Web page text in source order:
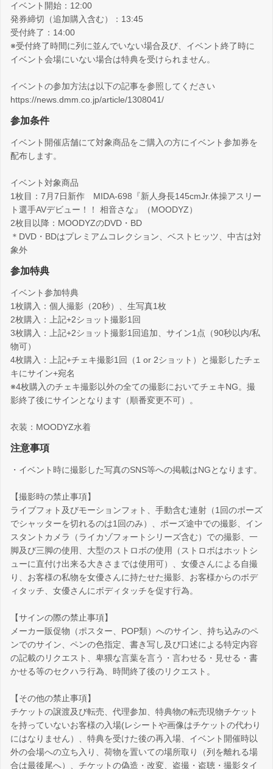
イベント開始：12:00
発券締切（追加購入含む）：13:45
受付終了：14:00
※受付終了時間に列に並んでいない場合及び、イベント終了時に
イベント会場にいない場合は特典を受けられません。
イベントの参加方法は以下の記事を参照してください
https://news.dmm.co.jp/article/1308041/
参加条件
イベント開催店舗にて対象商品をご購入の方にイベント参加券を
配布します。
イベント対象商品
1枚目：7月7日新作 MIDA-698『新人身長145cmJr.体操アスリー
ト選手AVデビュー！！ 相音さな』（MOODYZ）
2枚目以降：MOODYZのDVD・BD
＊DVD・BDはプレミアムコレクション、ベストヒッツ、中古は対
象外
参加特典
イベント参加特典
1枚購入：個人撮影（20秒）、生写真1枚
2枚購入：上記+2ショット撮影1回
3枚購入：上記+2ショット撮影1回追加、サイン1点（90秒以内/私
物可）
4枚購入：上記+チェキ撮影1回（1 or 2ショット）と撮影したチェ
キにサイン+宛名
※4枚購入のチェキ撮影以外の全ての撮影においてチェキNG。撮
影終了後にサインとなります（順番変更不可）。
衣装：MOODYZ水着
注意事項
・イベント時に撮影した写真のSNS等への掲載はNGとなります。
【撮影時の禁止事項】
ライブフォト及びモーションフォト、手動含む連射（1回のポーズ
でシャッターを切れるのは1回のみ）、ポーズ途中での撮影、イン
スタントカメラ（ライカゾフォートシリーズ含む）での撮影、一
脚及び三脚の使用、大型のストロボの使用（ストロボはホットシ
ューに直付け出来る大きさまでは使用可）、女優さんによる自撮
り、お客様の私物を女優さんに持たせた撮影、お客様からのボデ
ィタッチ、女優さんにボディタッチを促す行為。
【サインの際の禁止事項】
メーカー販促物（ポスター、POP類）へのサイン、持ち込みのペ
ンでのサイン、ペンの色指定、書き写し及び口述による特定内容
の記載のリクエスト、卑猥な言葉を言う・言わせる・見せる・書
かせる等のセクハラ行為、時間終了後のリクエスト。
【その他の禁止事項】
チケットの譲渡及び転売、代理参加、特典物の転売現物チケット
を持っていないお客様の入場(レシートや画像はチケットの代わり
にはなりません）、特典を受けた後の再入場、イベント開催時以
外の会場への立ち入り、荷物を置いての場所取り（列を離れる場
合は最後尾へ）、チケットの偽造・改変、盗撮・盗聴・撮影タイ